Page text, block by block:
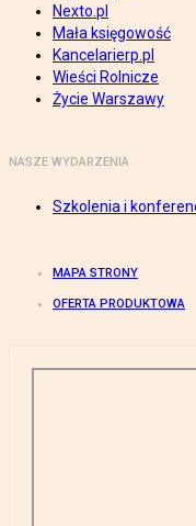
Nexto.pl
Mała księgowość
Kancelarierp.pl
Wieści Rolnicze
Życie Warszawy
NASZE WYDARZENIA
Szkolenia i
MAPA STRONY
OFERTA PRODUKTOWA